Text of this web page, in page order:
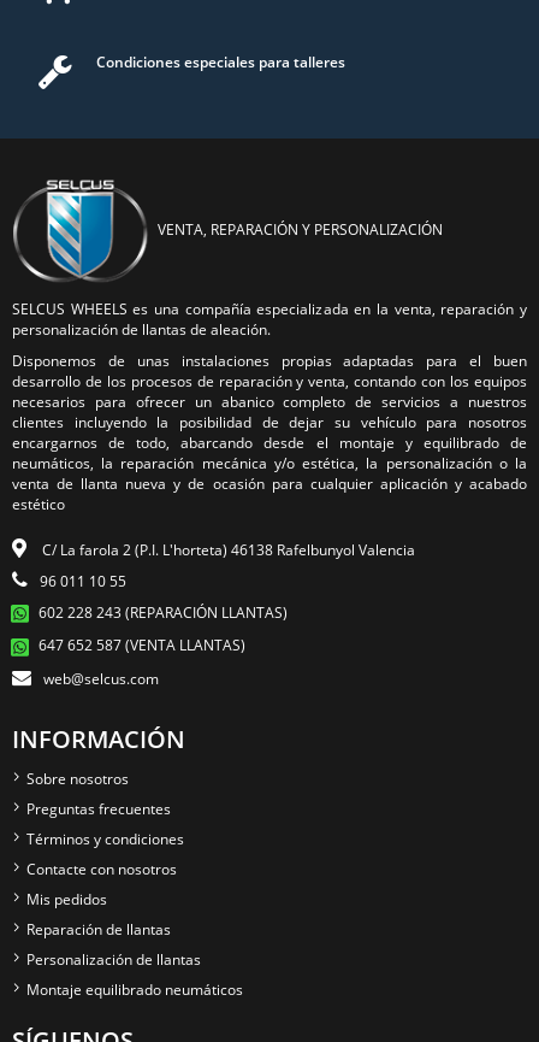
Condiciones especiales para talleres
VENTA, REPARACIÓN Y PERSONALIZACIÓN
SELCUS WHEELS es una compañía especializada en la venta, reparación y
personalización de llantas de aleación.
Disponemos de unas instalaciones propias adaptadas para el buen
desarrollo de los procesos de reparación y venta, contando con los equipos
necesarios para ofrecer un abanico completo de servicios a nuestros
clientes incluyendo la posibilidad de dejar su vehículo para nosotros
encargarnos de todo, abarcando desde el montaje y equilibrado de
neumáticos, la reparación mecánica y/o estética, la personalización o la
venta de llanta nueva y de ocasión para cualquier aplicación y acabado
estético
C/ La farola 2 (P.I. L'horteta) 46138 Rafelbunyol Valencia
96 011 10 55
602 228 243 (REPARACIÓN LLANTAS)
647 652 587 (VENTA LLANTAS)
web@selcus.com
INFORMACIÓN
Sobre nosotros
Preguntas frecuentes
Términos y condiciones
Contacte con nosotros
Mis pedidos
Reparación de llantas
Personalización de llantas
Montaje equilibrado neumáticos